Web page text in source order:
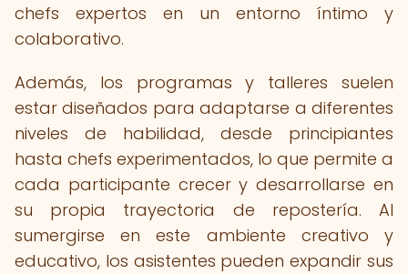
chefs expertos en un entorno íntimo y
colaborativo.
Además, los programas y talleres suelen
estar diseñados para adaptarse a diferentes
niveles de habilidad, desde principiantes
hasta chefs experimentados, lo que permite a
cada participante crecer y desarrollarse en
su propia trayectoria de repostería. Al
sumergirse en este ambiente creativo y
educativo, los asistentes pueden expandir sus